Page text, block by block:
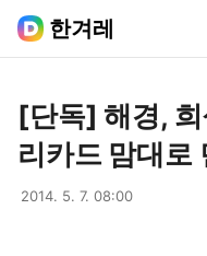
한겨레
[단독] 해경,
리카드 맘대로
2014. 5. 7. 08:00